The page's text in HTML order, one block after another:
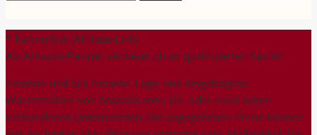
* Partnerlink (Affiliate-Link)
Als Amazon-Partner verdiene ich an qualifizierten Käufen.
Amazon und das Amazon-Logo sind eingetragene
Warenzeichen von Amazon.com, Inc. oder eines seiner
verbundenen Unternehmen. Die angegebenen Preise können